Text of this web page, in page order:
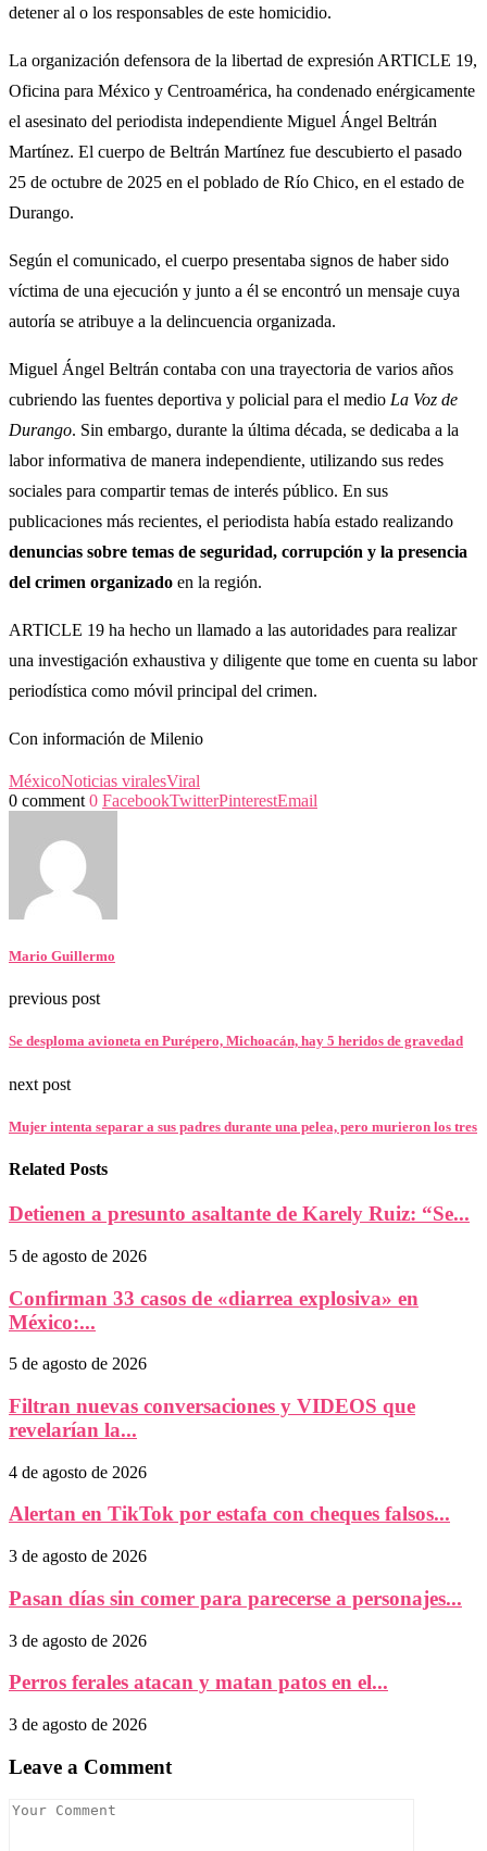
detener al o los responsables de este homicidio.
La organización defensora de la libertad de expresión ARTICLE 19,
Oficina para México y Centroamérica, ha condenado enérgicamente
el asesinato del periodista independiente Miguel Ángel Beltrán
Martínez. El cuerpo de Beltrán Martínez fue descubierto el pasado
25 de octubre de 2025 en el poblado de Río Chico, en el estado de
Durango.
Según el comunicado, el cuerpo presentaba signos de haber sido
víctima de una ejecución y junto a él se encontró un mensaje cuya
autoría se atribuye a la delincuencia organizada.
Miguel Ángel Beltrán contaba con una trayectoria de varios años
cubriendo las fuentes deportiva y policial para el medio La Voz de
Durango. Sin embargo, durante la última década, se dedicaba a la
labor informativa de manera independiente, utilizando sus redes
sociales para compartir temas de interés público. En sus
publicaciones más recientes, el periodista había estado realizando
denuncias sobre temas de seguridad, corrupción y la presencia
del crimen organizado en la región.
ARTICLE 19 ha hecho un llamado a las autoridades para realizar
una investigación exhaustiva y diligente que tome en cuenta su labor
periodística como móvil principal del crimen.
Con información de Milenio
MéxicoNoticias viralesViral
0 comment 0 FacebookTwitterPinterestEmail
Mario Guillermo
previous post
Se desploma avioneta en Purépero, Michoacán, hay 5 heridos de gravedad
next post
Mujer intenta separar a sus padres durante una pelea, pero murieron los tres
Related Posts
Detienen a presunto asaltante de Karely Ruiz: “Se...
5 de agosto de 2026
Confirman 33 casos de «diarrea explosiva» en
México:...
5 de agosto de 2026
Filtran nuevas conversaciones y VIDEOS que
revelarían la...
4 de agosto de 2026
Alertan en TikTok por estafa con cheques falsos...
3 de agosto de 2026
Pasan días sin comer para parecerse a personajes...
3 de agosto de 2026
Perros ferales atacan y matan patos en el...
3 de agosto de 2026
Leave a Comment